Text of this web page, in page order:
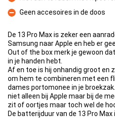
Nackdelar
Nackdelar
Geen accesoires in de doos
De 13 Pro Max is zeker een
Samsung naar Apple en heb er
Out of the box merk je gewoon
in je handen hebt.
Af en toe is hij onhandig groot en
om hem te combineren met een
dames portomonee in je
niet alleen bij Apple maar bij de
zit of oortjes maar toch wel de
De batterijduur van de 13 Pro